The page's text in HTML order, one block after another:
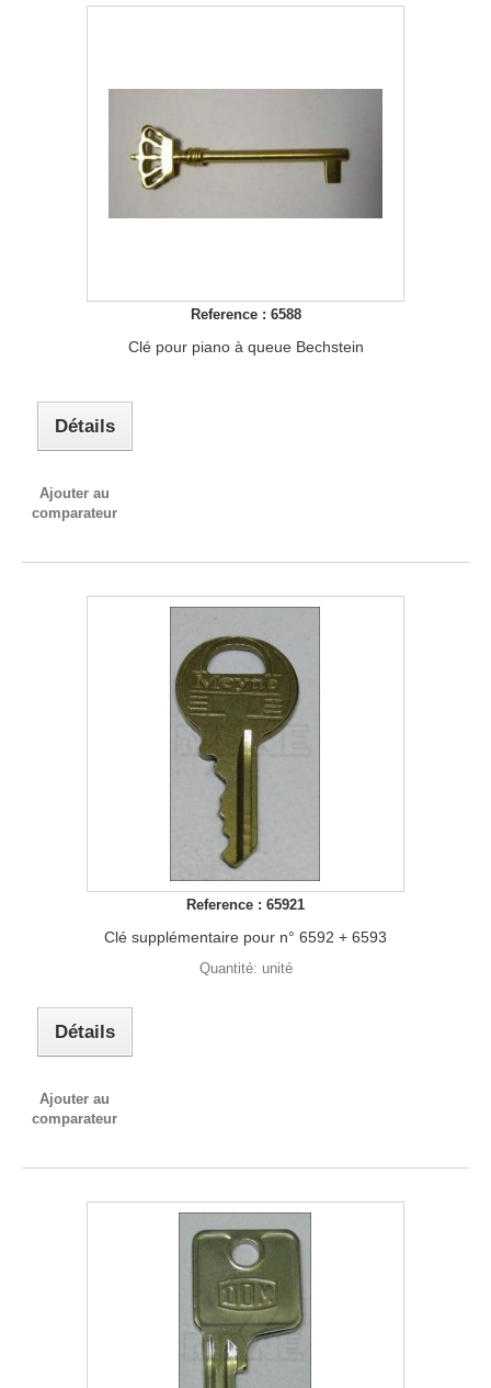
Reference : 6588
Clé pour piano à queue Bechstein
Détails
Ajouter au
comparateur
Reference : 65921
Clé supplémentaire pour n° 6592 + 6593
Quantité: unité
Détails
Ajouter au
comparateur